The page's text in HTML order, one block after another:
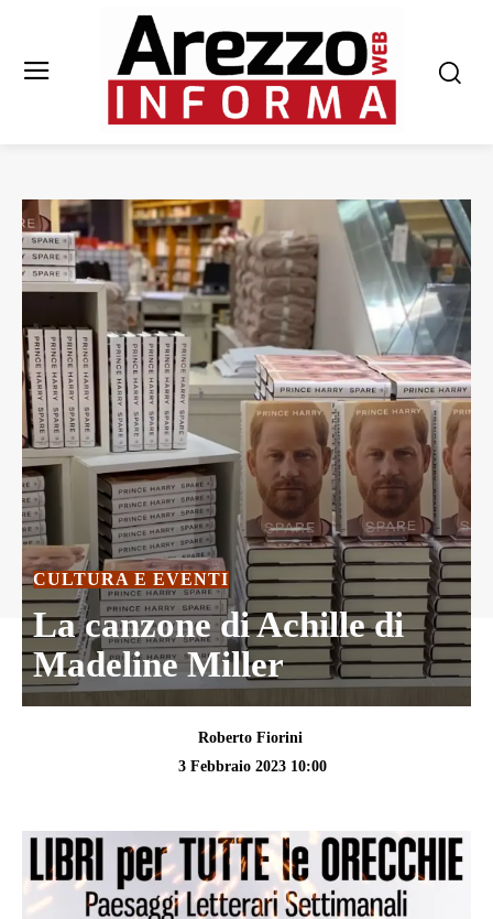
CULTURA E EVENTI
La canzone di Achille di
Madeline Miller
Roberto Fiorini
3 Febbraio 2023 10:00